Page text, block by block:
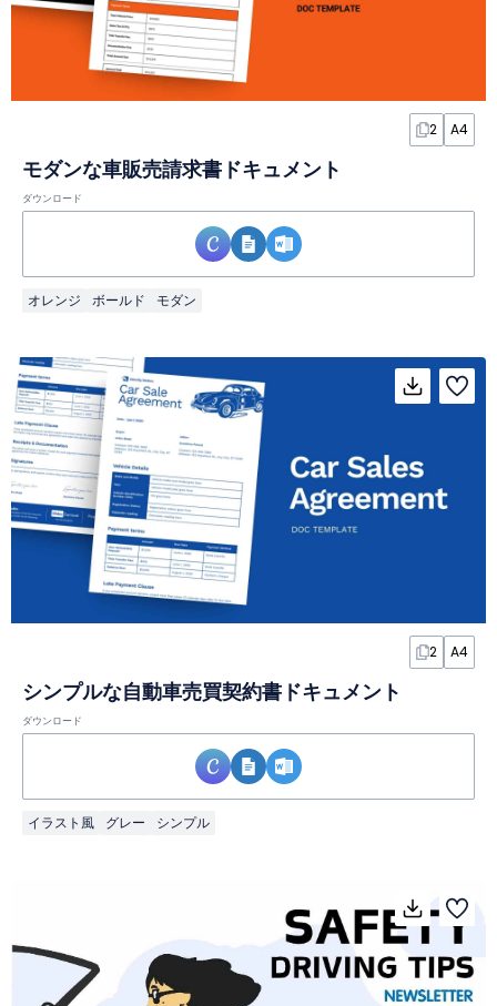
2 A4
モダンな車販売請求書ドキュメント
ダウンロード
オレンジ ボールド モダン
2 A4
シンプルな自動車売買契約書ドキュメント
ダウンロード
イラスト風 グレー シンプル